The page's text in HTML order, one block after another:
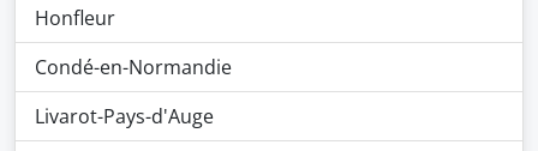
Honfleur
Condé-en-Normandie
Livarot-Pays-d'Auge